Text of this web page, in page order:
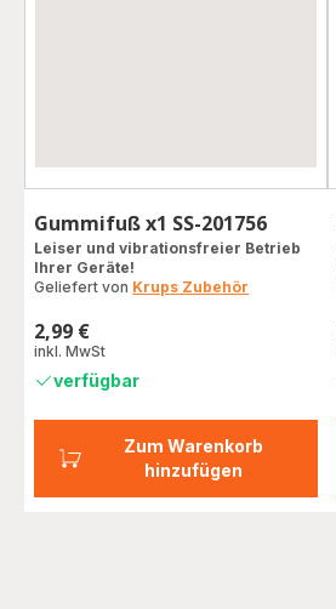
Zum Warenkorb
hinzufügen
Gummifuß x1 SS-201756
Leiser und vibrationsfreier Betrieb
Ihrer Geräte!
Geliefert von Krups Zubehör
Preis
2,99 €
inkl. MwSt
verfügbar